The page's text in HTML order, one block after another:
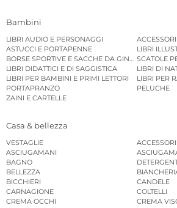
Bambini
LIBRI AUDIO E PERSONAGGI
ASTUCCI E PORTAPENNE
LIBRI
BORSE SPORTIVE E SACCHE DA GINNASTICA
SCATOLE
LIBRI DIDATTICI E DI SAGGISTICA
LIBRI DI
LIBRI PER BAMBINI E PRIMI LETTORI
LIBRI PER
PORTAPRANZO
PELUCHE
ZAINI E CARTELLE
Casa & bellezza
VESTAGLIE
ASCIUGAMANI
BAGNO
BELLEZZA
BICCHIERI
CANDELE
CARNAGIONE
COLTELLI
CREMA OCCHI
CREMA